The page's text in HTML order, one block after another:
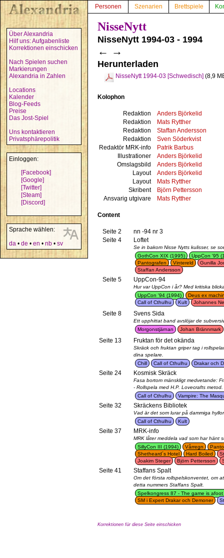
Über Alexandria
Hilf uns: Aufgabenliste
Korrektionen einschicken
Nach Spielen suchen
Markierungen
Alexandria in Zahlen
Locations
Kalender
Blog-Feeds
Preise
Das Jost-Spiel
Uns kontaktieren
Privatsphärepolitik
Einloggen:
[Facebook]
[Google]
[Twitter]
[Steam]
[Discord]
Sprache wählen:
da • de • en • nb • sv
Personen Szenarien Brettspiele
NisseNytt
NisseNytt 1994-03 - 1994
← →
Herunterladen
NisseNytt 1994-03 [Schwedisch] (8,9
Kolophon
Redaktion
Anders Björkelid
Redaktion
Mats Rytther
Redaktion
Staffan Andersson
Redaktion
Sven Söderkvist
Redaktör MRK-info
Patrik Barbus
Illustrationer
Anders Björkelid
Omslagsbild
Anders Björkelid
Layout
Anders Björkelid
Layout
Mats Rytther
Skribent
Björn Pettersson
Ansvarig utgivare
Mats Rytther
Content
Seite 2
nn -94 nr 3
Seite 4
Loftet
Se in bakom Nisse Nytts kulisser, se
GothCon XIX (1995)
UppCon '95
Pantografen
Vintereld
Gunilla
Staffan Andersson
Seite 5 UppCon-94
Hur var UppCon i år? Med kritiska
UppCon '94 (1994)
Deus ex
Call of Cthulhu
Kult Johannes
Seite 8 Svens Sida
Ett upphittat band avslöjar de
Morgonstjärnan
Johan Brännmark
Seite 13 Fruktan för det okända
Skräck och fruktan griper tag i
dina spelare.
Chill
Call of Cthulhu Drakar och
Seite 24 Kosmisk Skräck
Fasa bortom mänskligt medvetande:
- Rollspela med H.P. Lovecrafts metod.
Call of Cthulhu
Vampire: The
Seite 32 Skräckens Bibliotek
Vad är det som lurar på dammiga
Call of Cthulhu
Kult
Seite 37 MRK-info
MRK låter meddela vad som har hänt
SillyCon III (1994)
Vårregn
Shetheard´s Hotel
Hard Boiled
Joakim Steger
Björn Pettersson
Seite 41 Staffans Spalt
Om det första rollspelskonventet, om
detta nummers Staffans Spalt.
Spelkongress 87 - The game is afoot
SM i Expert Drakar och Demoner
Korrektionen für diese Seite einschicken